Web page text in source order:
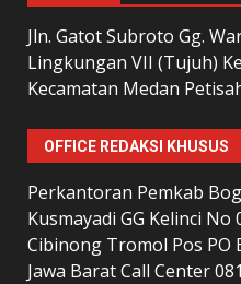
Jln. Gatot Subroto Gg.
Lingkungan VII (Tujuh)
Kecamatan Medan
OFFICE REDAKSI KHUSUS
Perkantoran Pemkab
Kusmayadi GG Kelinci No
Cibinong Tromol Pos PO
Jawa Barat Call Center